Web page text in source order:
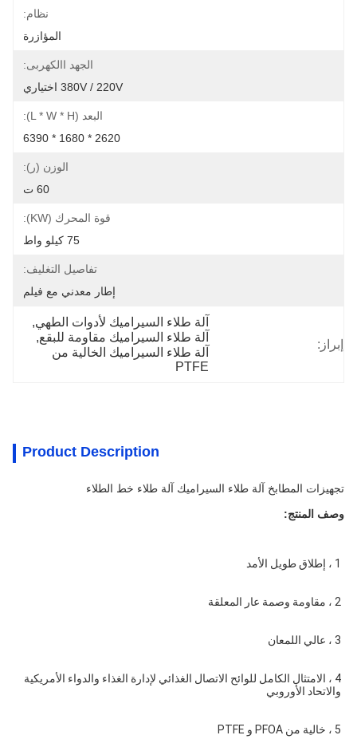
نظام:
المؤازرة
الجهد االكهربى:
380V / 220V اختياري
البعد (L * W * H):
2620 * 1680 * 6390
الوزن (ر):
60 ت
قوة المحرك (kW):
75 كيلو واط
تفاصيل التغليف:
إطار معدني مع فيلم
إبراز:
آلة طلاء السيراميك لأدوات الطهي ,
آلة طلاء السيراميك مقاومة للبقع,
آلة طلاء السيراميك الخالية من
PTFE
Product Description
تجهيزات المطابخ آلة طلاء السيراميك آلة طلاء خط الطلاء
وصف المنتج:
4 ، الامتثال الكامل للوائح الاتصال الغذائي لإدارة الغذاء والدواء الأمريكية
والاتحاد الأوروبي